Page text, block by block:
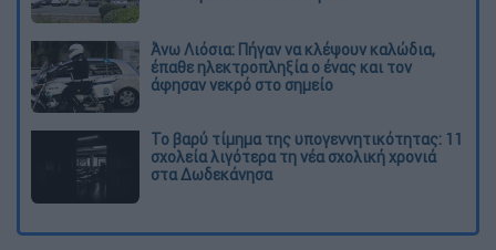
Άνω Λιόσια: Πήγαν να κλέψουν καλώδια,
έπαθε ηλεκτροπληξία ο ένας και τον
άφησαν νεκρό στο σημείο
Το βαρύ τίμημα της υπογεννητικότητας: 11
σχολεία λιγότερα τη νέα σχολική χρονιά
στα Δωδεκάνησα